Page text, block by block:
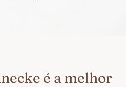
é a melhor